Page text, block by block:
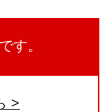
す。